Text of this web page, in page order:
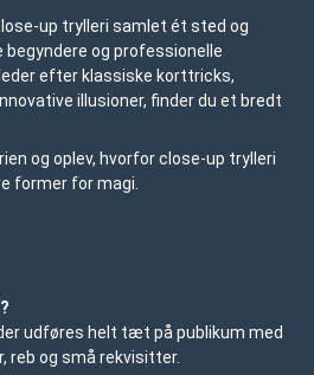
up trylleri samlet ét sted og
og professionelle
efter klassiske korttricks,
illusioner, finder du et bredt
og oplev, hvorfor close-up trylleri
former for magi.
udføres helt tæt på publikum med
reb og små rekvisitter.